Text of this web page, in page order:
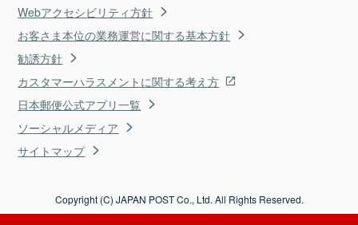
Webアクセシビリティ方針
お客さま本位の業務運営に関する基本方針
勧誘方針
カスタマーハラスメントに関する考え方
日本郵便公式アプリ一覧
ソーシャルメディア
サイトマップ
Copyright (C) JAPAN POST Co., Ltd. All Rights Reserved.